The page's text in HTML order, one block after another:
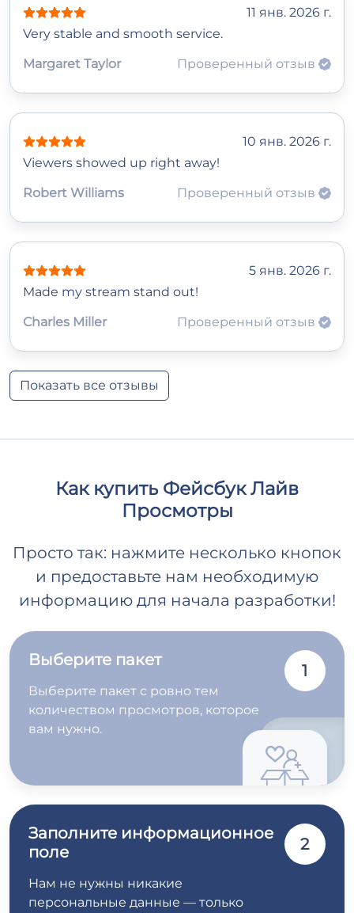
11 янв. 2026 г.
Very stable and smooth service.
Margaret Taylor
Проверенный отзыв
10 янв. 2026 г.
Viewers showed up right away!
Robert Williams
Проверенный отзыв
5 янв. 2026 г.
Made my stream stand out!
Charles Miller
Проверенный отзыв
Показать все отзывы
Как купить Фейсбук Лайв
Просмотры
Просто так: нажмите несколько кнопок
и предоставьте нам необходимую
информацию для начала разработки!
Выберите пакет
Выберите пакет с ровно тем
количеством просмотров, которое
вам нужно.
1
Заполните информационное
поле
Нам не нужны никакие
персональные данные — только
2